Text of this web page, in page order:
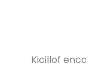
Kicillof